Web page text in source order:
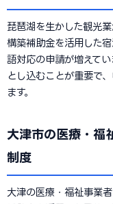
琵琶湖を生かした観光
構築補助金を活用した
語対応の申請が増えて
とし込むことが重要で
ます。
大津市の医療・福
制度
大津の医療・福祉事業